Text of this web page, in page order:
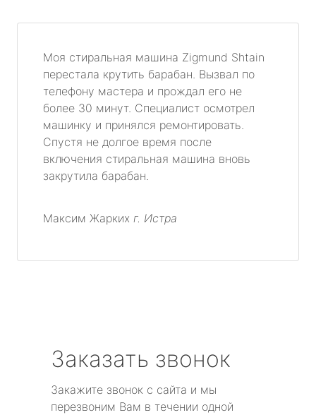
Моя стиральная машина Zigmund Shtain
перестала крутить барабан. Вызвал по
телефону мастера и прождал его не
более 30 минут. Специалист осмотрел
машинку и принялся ремонтировать.
Спустя не долгое время после
включения стиральная машина вновь
закрутила барабан.
Максим Жарких г. Истра
Заказать звонок
Закажите звонок с сайта и мы
перезвоним Вам в течении одной